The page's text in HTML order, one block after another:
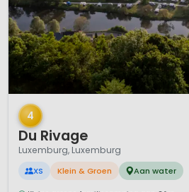
1 / 11
4
Du Rivage
Luxemburg, Luxemburg
XS Klein & Groen Aan water